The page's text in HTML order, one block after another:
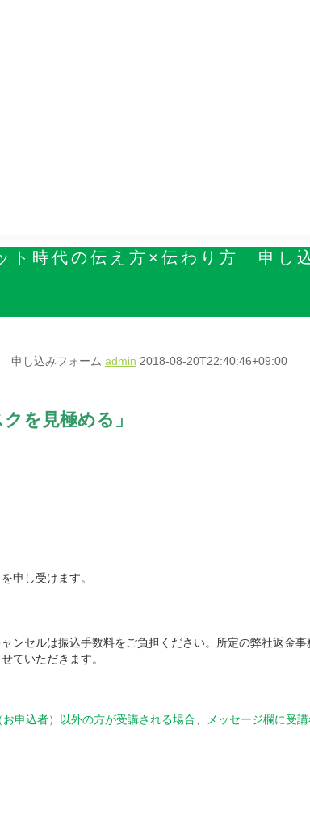
ト時代の伝え方×伝わり方 申し
申し込みフォーム admin 2018-08-20T22:40:46+09:00
を見極める」
申し受けます。
ンセルは振込手数料をご負担ください。所定の弊社返金
ていただきます。
申込者）以外の方が受講される場合、メッセージ欄に受